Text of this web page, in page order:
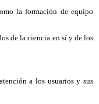
la formación de equipo
de la ciencia en sí y de los
a los usuarios y sus